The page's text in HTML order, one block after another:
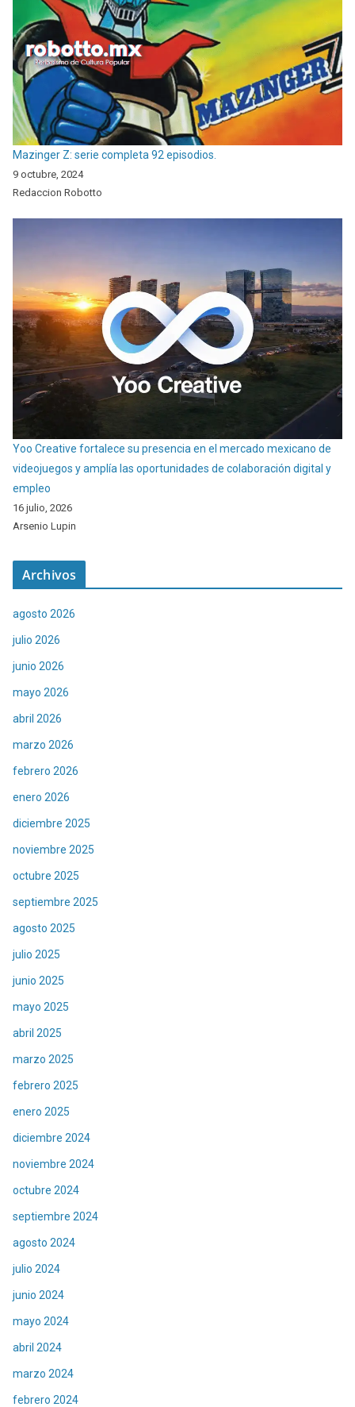
Mazinger Z: serie completa 92 episodios.
9 octubre, 2024
Redaccion Robotto
Yoo Creative fortalece su presencia en el mercado mexicano de
videojuegos y amplía las oportunidades de colaboración digital y
empleo
16 julio, 2026
Arsenio Lupin
Archivos
agosto 2026
julio 2026
junio 2026
mayo 2026
abril 2026
marzo 2026
febrero 2026
enero 2026
diciembre 2025
noviembre 2025
octubre 2025
septiembre 2025
agosto 2025
julio 2025
junio 2025
mayo 2025
abril 2025
marzo 2025
febrero 2025
enero 2025
diciembre 2024
noviembre 2024
octubre 2024
septiembre 2024
agosto 2024
julio 2024
junio 2024
mayo 2024
abril 2024
marzo 2024
febrero 2024